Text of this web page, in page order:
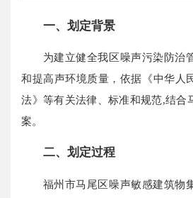
一、划定背景
为建立健全我区噪声污染防治
和提高声环境质量，依据《中华人
法》等有关法律、标准和规范,结合
案。
二、划定过程
福州市马尾区噪声敏感建筑物